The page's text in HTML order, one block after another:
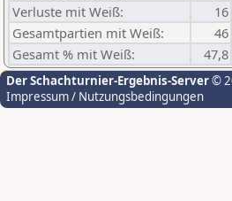
Verluste mit Weiß:
16
Gesamtpartien mit Weiß:
46
Gesamt % mit Weiß:
47,8
Der Schachturnier-Ergebnis-Server©
Impressum / Nutzungsbedingungen